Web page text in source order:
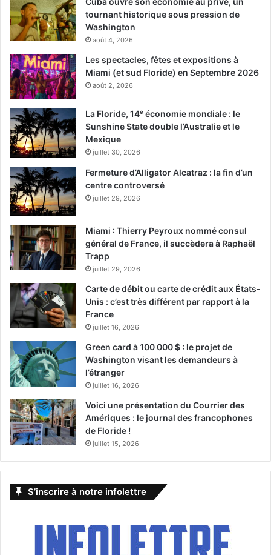
Head Over Heels !
Il s’agit de la nouvelle comédie musicale audacieuse des
visionnaires qui ont secoué Broadway avec Hedwig and
the Angry Inch, Avenue Q et Spring Awakening. Cette
histoire d’amour hilarante se déroule sur la musique du
groupe de rock féminin emblématique des années 1980,
the Beat », « Our Lips Are Sealed », « Vacation », “Heaven
is a Place on Earth” et “Mad About You.”. Célébration
hilarante et exubérante de l’amour, Head over Hells suit
scandaleux pour sauver de l’extinction leur royaume bien-
aimé.
Broward Center
201 SW 5TH AVE – FORT LAUDERDALE, FL 33312
www.browardcenter.org/events/detail/slow-burn-theatre-
co-head-over-heels
Wynwood Pride
tournant historique sous pression de
Washington
août 4, 2026
Les spectacles, fêtes et expositions à
Miami (et sud Floride) en Septembre 2026
août 2, 2026
La Floride, 14ᵉ économie mondiale : le
Sunshine State double l’Australie et le
Mexique
juillet 30, 2026
Fermeture d’Alligator Alcatraz : la fin d’un
centre controversé
juillet 29, 2026
Miami : Thierry Peyroux nommé consul
général de France, il succèdera à Raphaël
Trapp
juillet 29, 2026
Carte de débit ou carte de crédit aux États-
Unis : c’est très différent par rapport à la
France
juillet 16, 2026
Green card à 100 000 $ : le projet de
Washington visant les demandeurs à
l’étranger
juillet 16, 2026
Voici une présentation du Courrier des
Amériques : le journal des francophones
de Floride !
juillet 15, 2026
S’inscrire à notre infolettre